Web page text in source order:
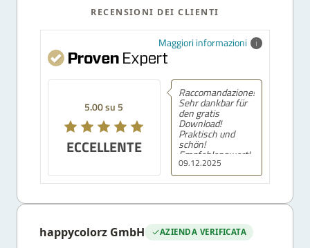
RECENSIONI DEI CLIENTI
Maggiori informazioni
5.00 su 5
ECCELLENTE
09.12.2025
Raccomandazione!
Sehr dankbar für
den gratis
Download!
Praktisch und
schön!
Empfehlenswert!
happycolorz GmbH AZIENDA VERIFICATA